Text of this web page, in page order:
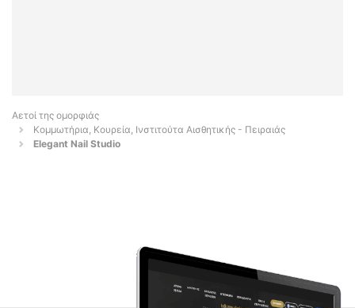
Αετοί της ομορφιάς
Κομμωτήρια, Κουρεία, Ινστιτούτα Αισθητικής - Πειραιάς
Elegant Nail Studio